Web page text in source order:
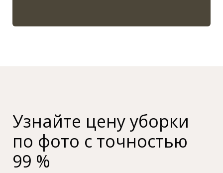
Узнайте цену уборки
по фото с точностью
99 %